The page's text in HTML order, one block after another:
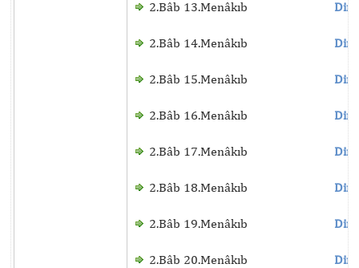
2.Bâb 13.Menâkıb
2.Bâb 14.Menâkıb
2.Bâb 15.Menâkıb
2.Bâb 16.Menâkıb
2.Bâb 17.Menâkıb
2.Bâb 18.Menâkıb
2.Bâb 19.Menâkıb
2.Bâb 20.Menâkıb